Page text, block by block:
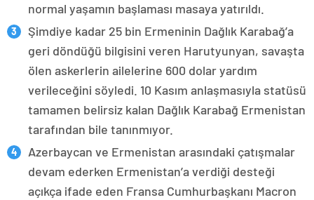
normal yaşamın başlaması masaya yatırıldı.
Şimdiye kadar 25 bin Ermeninin Dağlık Karabağ’a
geri döndüğü bilgisini veren Harutyunyan, savaşta
ölen askerlerin ailelerine 600 dolar yardım
verileceğini söyledi. 10 Kasım anlaşmasıyla statüsü
tamamen belirsiz kalan Dağlık Karabağ Ermenistan
tarafından bile tanınmıyor.
Azerbaycan ve Ermenistan arasındaki çatışmalar
devam ederken Ermenistan’a verdiği desteği
açıkça ifade eden Fransa Cumhurbaşkanı Macron